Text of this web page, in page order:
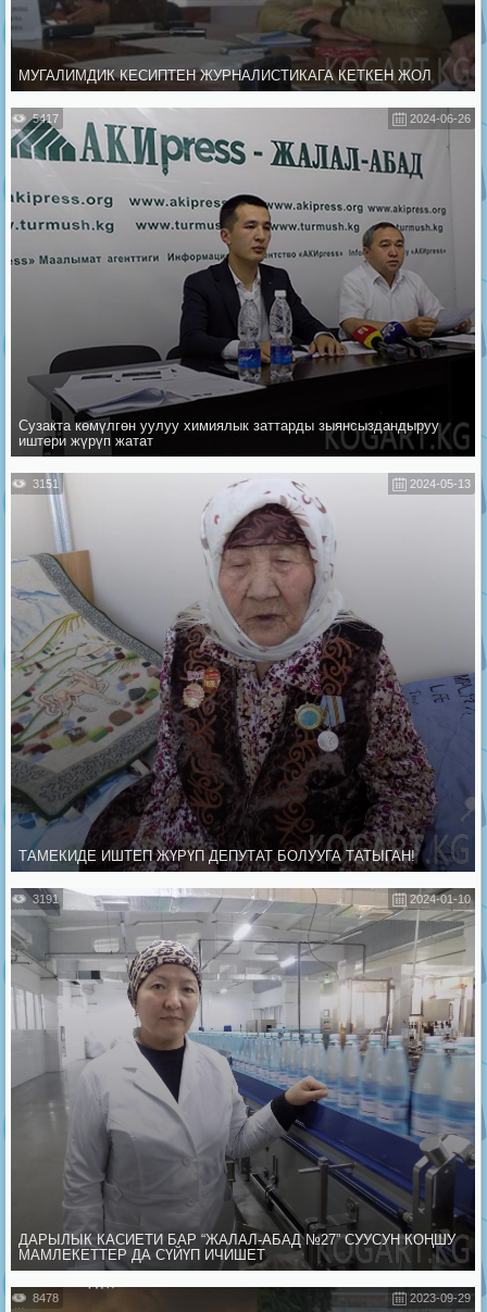
МУГАЛИМДИК КЕСИПТЕН ЖУРНАЛИСТИКАГА КЕТКЕН ЖОЛ
2024-06-26
5417
Сузакта көмүлгөн уулуу химиялык заттарды зыянсыздандыруу
иштери жүрүп жатат
2024-05-13
3151
ТАМЕКИДЕ ИШТЕП ЖҮРҮП ДЕПУТАТ БОЛУУГА ТАТЫГАН!
2024-01-10
3191
ДАРЫЛЫК КАСИЕТИ БАР “ЖАЛАЛ-АБАД №27” СУУСУН КОҢШУ
МАМЛЕКЕТТЕР ДА СҮЙҮП ИЧИШЕТ
2023-09-29
8478